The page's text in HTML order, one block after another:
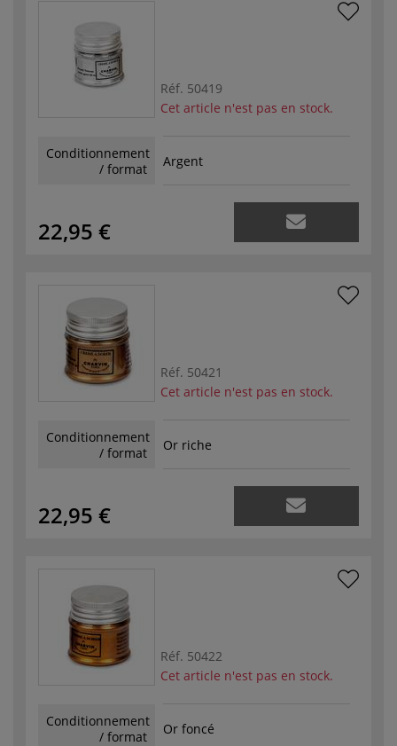
Réf. 50419
Cet article n'est pas en stock.
Conditionnement
/ format
Argent
22,95 €
Réf. 50421
Cet article n'est pas en stock.
Conditionnement
/ format
Or riche
22,95 €
Réf. 50422
Cet article n'est pas en stock.
Conditionnement
/ format
Or foncé